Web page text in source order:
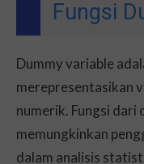
Fungsi
Dummy variable
merepresentasikan
numerik. Fungsi dari
memungkinkan
dalam analisis